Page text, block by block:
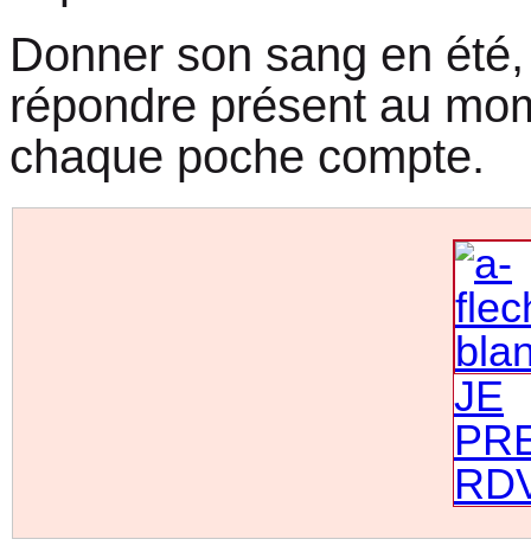
Donner son sang en
répondre présent au
chaque poche compte.
JE